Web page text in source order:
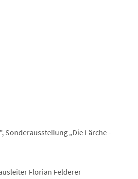
Sonderausstellung „Die Lärche -
Florian Felderer